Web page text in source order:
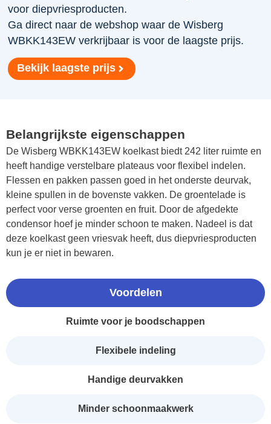
voor diepvriesproducten.
Ga direct naar de webshop waar de Wisberg
WBKK143EW verkrijbaar is voor de laagste prijs.
Bekijk laagste prijs
Belangrijkste eigenschappen
De Wisberg WBKK143EW koelkast biedt 242 liter ruimte en
heeft handige verstelbare plateaus voor flexibel indelen.
Flessen en pakken passen goed in het onderste deurvak,
kleine spullen in de bovenste vakken. De groentelade is
perfect voor verse groenten en fruit. Door de afgedekte
condensor hoef je minder schoon te maken. Nadeel is dat
deze koelkast geen vriesvak heeft, dus diepvriesproducten
kun je er niet in bewaren.
Voordelen
Ruimte voor je boodschappen
Flexibele indeling
Handige deurvakken
Minder schoonmaakwerk